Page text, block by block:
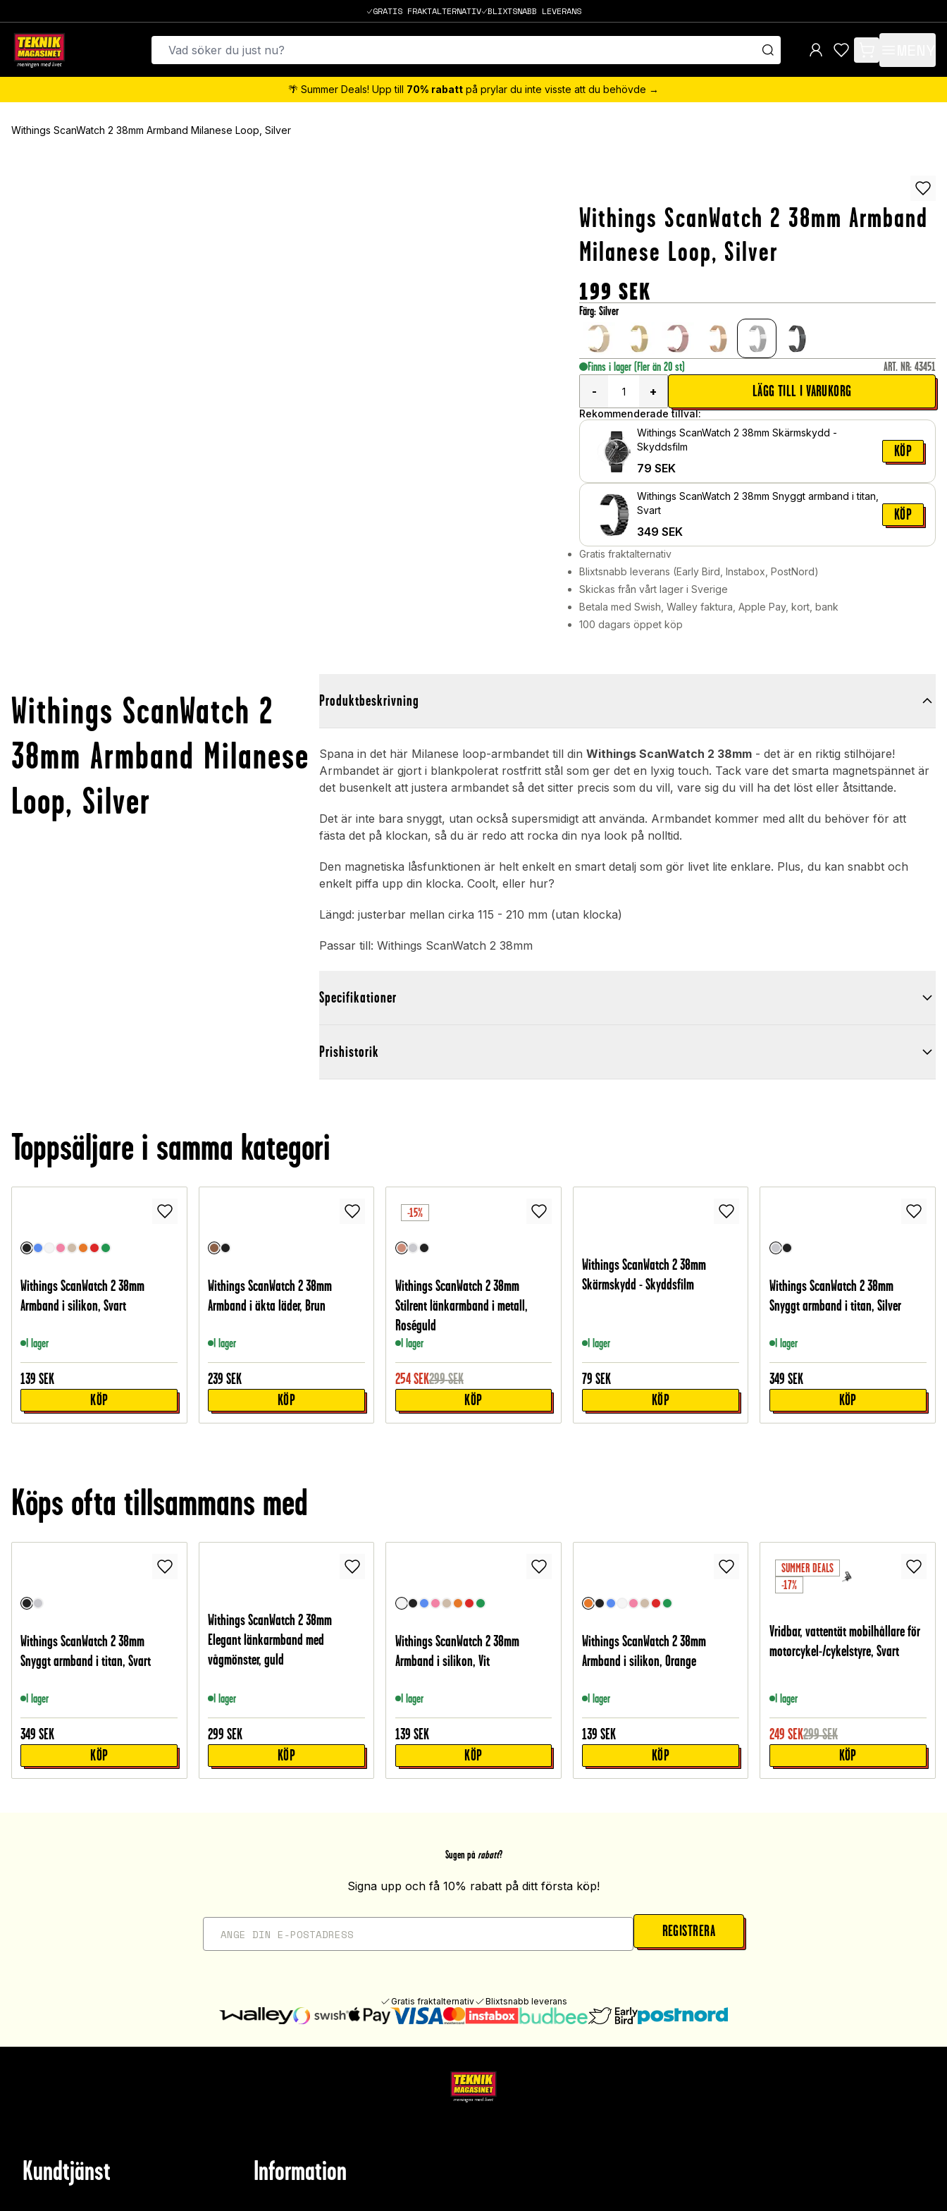
GRATIS FRAKTALTERNATIV BLIXTSNABB LEVERANS
items in cart, view
🌴 Summer Deals! Upp till 70% rabatt på prylar du inte visste att du behövde →
Withings ScanWatch 2 38mm Armband Milanese Loop, Silver
Withings ScanWatch 2 38mm Armband
Milanese Loop, Silver
199 SEK
Färg:Silver
Finns i lager (Fler än 20 st) ART. NR: 43451
-
+ LÄGG TILL I VARUKORG
Rekommenderade tillval:
Withings ScanWatch 2 38mm Skärmskydd -
Skyddsfilm
79 SEK
KÖP
Withings ScanWatch 2 38mm Snyggt armband i titan,
Svart
349 SEK
KÖP
Gratis fraktalternativ
Blixtsnabb leverans (Early Bird, Instabox, PostNord)
Skickas från vårt lager i Sverige
Betala med Swish, Walley faktura, Apple Pay, kort, bank
100 dagars öppet köp
Withings ScanWatch 2
38mm Armband Milanese
Loop, Silver
Produktbeskrivning
Spana in det här Milanese loop-armbandet till dinWithings ScanWatch 2 38mm - det är en riktig stilhöjare!
Armbandet är gjort i blankpolerat rostfritt stål som ger det en lyxig touch. Tack vare det smarta magnetspännet är
det busenkelt att justera armbandet så det sitter precis som du vill, vare sig du vill ha det löst eller åtsittande.
Det är inte bara snyggt, utan också supersmidigt att använda. Armbandet kommer med allt du behöver för att
fästa det på klockan, så du är redo att rocka din nya look på nolltid.
Den magnetiska låsfunktionen är helt enkelt en smart detalj som gör livet lite enklare. Plus, du kan snabbt och
enkelt piffa upp din klocka. Coolt, eller hur?
Längd: justerbar mellan cirka 115 - 210 mm (utan klocka)
Passar till: Withings ScanWatch 2 38mm
Specifikationer
Prishistorik
Toppsäljare i samma kategori
Withings ScanWatch 2 38mm
Armband i silikon, Svart
I lager
139 SEK
KÖP
Withings ScanWatch 2 38mm
Armband i äkta läder, Brun
I lager
239 SEK
KÖP
-15%
Withings ScanWatch 2 38mm
Stilrent länkarmband i metall,
Roséguld
I lager
254SEK299SEK
KÖP
Withings ScanWatch 2 38mm
Skärmskydd - Skyddsfilm
I lager
79 SEK
KÖP
Withings ScanWatch 2 38mm
Snyggt armband i titan, Silver
I lager
349 SEK
KÖP
Köps ofta tillsammans med
Withings ScanWatch 2 38mm
Snyggt armband i titan, Svart
I lager
349 SEK
KÖP
Withings ScanWatch 2 38mm
Elegant länkarmband med
vågmönster, guld
I lager
299 SEK
KÖP
Withings ScanWatch 2 38mm
Armband i silikon, Vit
I lager
139 SEK
KÖP
Withings ScanWatch 2 38mm
Armband i silikon, Orange
I lager
139 SEK
KÖP
SUMMER DEALS
-17%
Vridbar, vattentät mobilhållare för
motorcykel-/cykelstyre, Svart
I lager
249 SEK299SEK
KÖP
Sugen på rabatt?
Signa upp och få 10% rabatt på ditt första köp!
REGISTRERA
Gratis fraktalternativ Blixtsnabb leverans
Kundtjänst Information